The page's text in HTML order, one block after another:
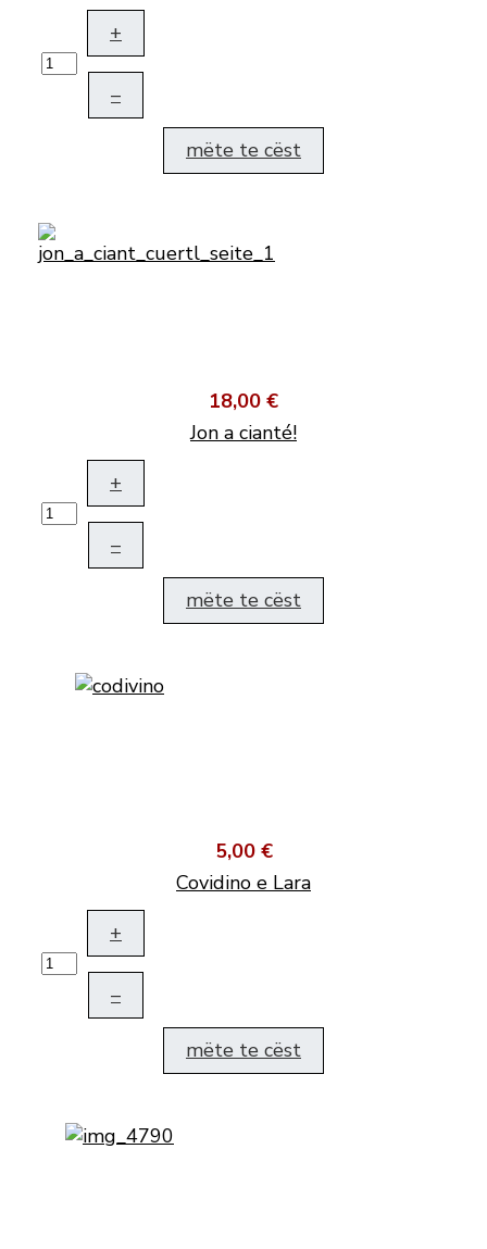
+
–
mëte te cëst
18,00 €
Jon a cianté!
+
–
mëte te cëst
5,00 €
Covidino e Lara
+
–
mëte te cëst